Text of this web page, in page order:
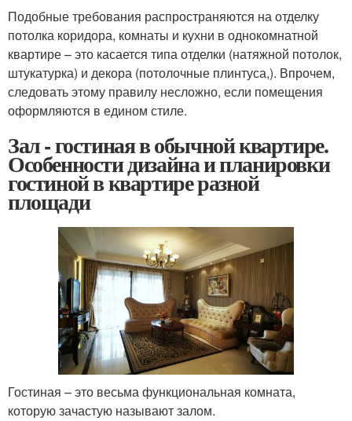
Подобные требования распространяются на отделку
потолка коридора, комнаты и кухни в однокомнатной
квартире – это касается типа отделки (натяжной потолок,
штукатурка) и декора (потолочные плинтуса,). Впрочем,
следовать этому правилу несложно, если помещения
оформляются в едином стиле.
Зал - гостиная в обычной квартире.
Особенности дизайна и планировки
гостиной в квартире разной
площади
Гостиная – это весьма функциональная комната,
которую зачастую называют залом.